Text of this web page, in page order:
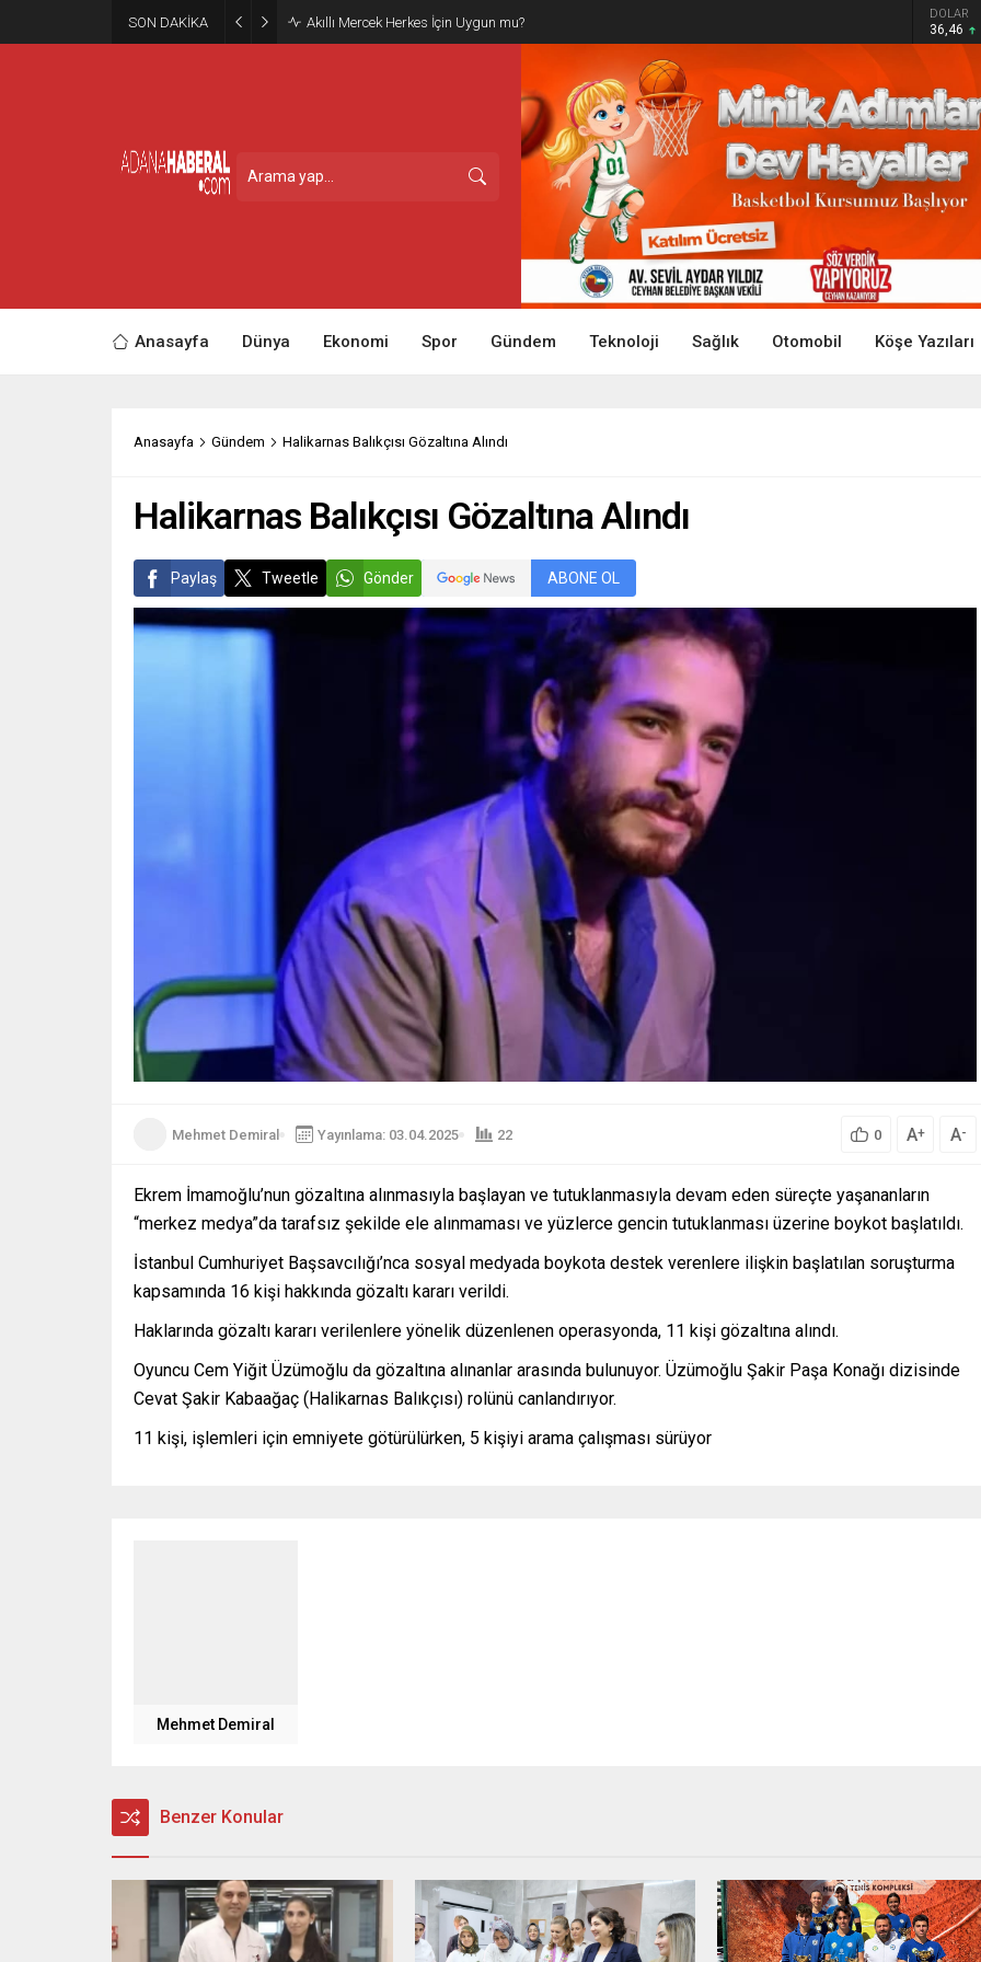
SON DAKİKA Akıllı Mercek Herkes İçin Uygun mu? DOLAR
36,46
Anasayfa Dünya Ekonomi Spor Gündem Teknoloji Sağlık Otomobil Köşe Yazıları
Anasayfa Gündem Halikarnas Balıkçısı Gözaltına Alındı
Halikarnas Balıkçısı Gözaltına Alındı
Paylaş Tweetle Gönder ABONE OL
Mehmet Demiral Yayınlama: 03.04.2025 22 0 A+ A-
Ekrem İmamoğlu’nun gözaltına alınmasıyla başlayan ve tutuklanmasıyla devam eden süreçte yaşananların
“merkez medya”da tarafsız şekilde ele alınmaması ve yüzlerce gencin tutuklanması üzerine boykot başlatıldı.
İstanbul Cumhuriyet Başsavcılığı’nca sosyal medyada boykota destek verenlere ilişkin başlatılan soruşturma
kapsamında 16 kişi hakkında gözaltı kararı verildi.
Haklarında gözaltı kararı verilenlere yönelik düzenlenen operasyonda, 11 kişi gözaltına alındı.
Oyuncu Cem Yiğit Üzümoğlu da gözaltına alınanlar arasında bulunuyor. Üzümoğlu Şakir Paşa Konağı dizisinde
Cevat Şakir Kabaağaç (Halikarnas Balıkçısı) rolünü canlandırıyor.
11 kişi, işlemleri için emniyete götürülürken, 5 kişiyi arama çalışması sürüyor
Mehmet Demiral
Benzer Konular